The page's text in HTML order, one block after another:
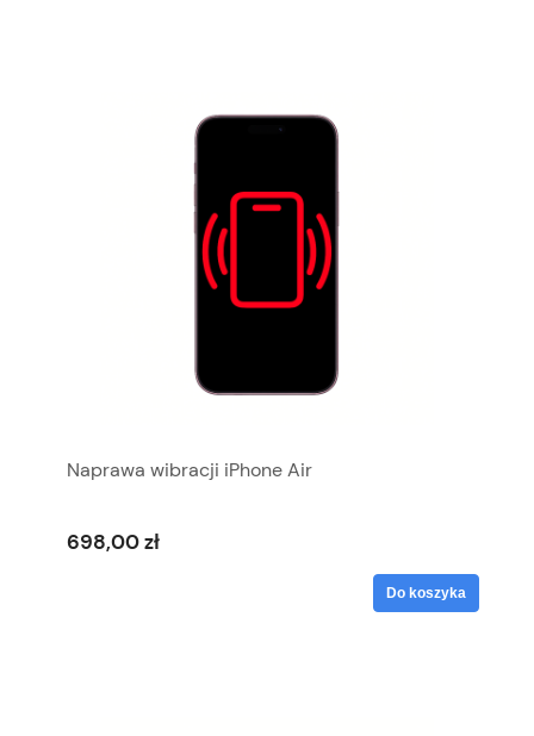
Naprawa wibracji iPhone Air
698,00 zł
Do koszyka